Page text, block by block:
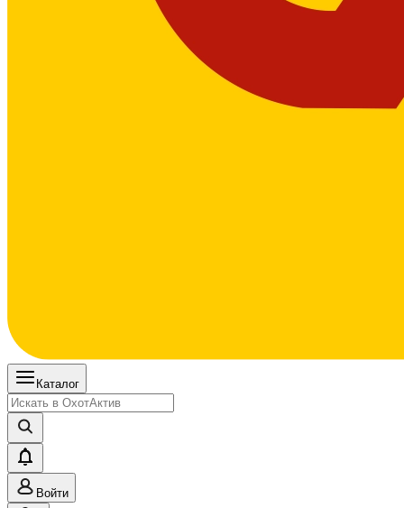
Каталог
Войти